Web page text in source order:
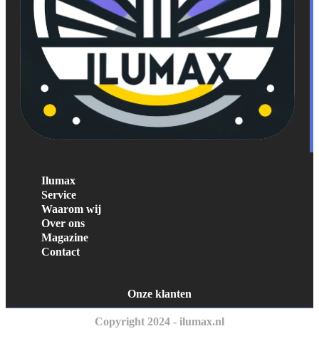
Ilumax
Service
Waarom wij
Over ons
Magazine
Contact
Onze klanten
Copyright 2024 - ilumax.nl